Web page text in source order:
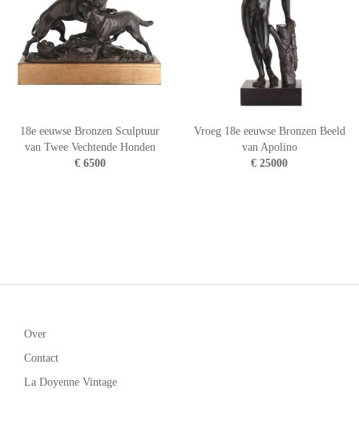
18e eeuwse Bronzen Sculptuur
van Twee Vechtende Honden
€ 6500
Vroeg 18e eeuwse Bronzen Beeld
van Apolino
€ 25000
Over
Contact
La Doyenne Vintage